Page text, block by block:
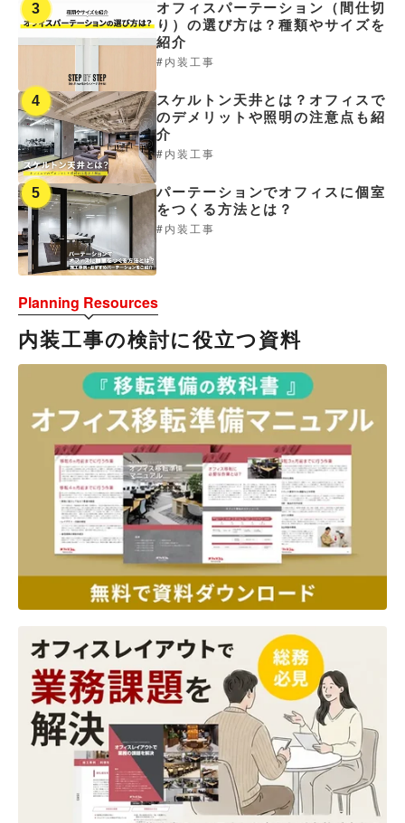
3
オフィスパーテーション（間仕切
り）の選び方は？種類やサイズを
紹介
内装工事
4
スケルトン天井とは？オフィスで
のデメリットや照明の注意点も紹
介
内装工事
5
パーテーションでオフィスに個室
をつくる方法とは？
内装工事
Planning Resources
内装工事の検討に役立つ資料
オフィスレイアウト、移転・納期
や
予算の相談、見積依頼など
お気軽にご相談ください！
お問合せ・見積依頼をする